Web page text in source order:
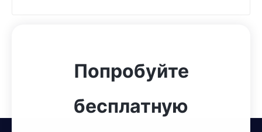
Попробуйте
бесплатную